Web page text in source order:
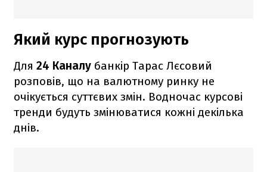
Який курс прогнозують
Для 24 Каналу банкір Тарас Лєсовий
розповів, що на валютному ринку не
очікується суттєвих змін. Водночас курсові
тренди будуть змінюватися кожні декілька
днів.